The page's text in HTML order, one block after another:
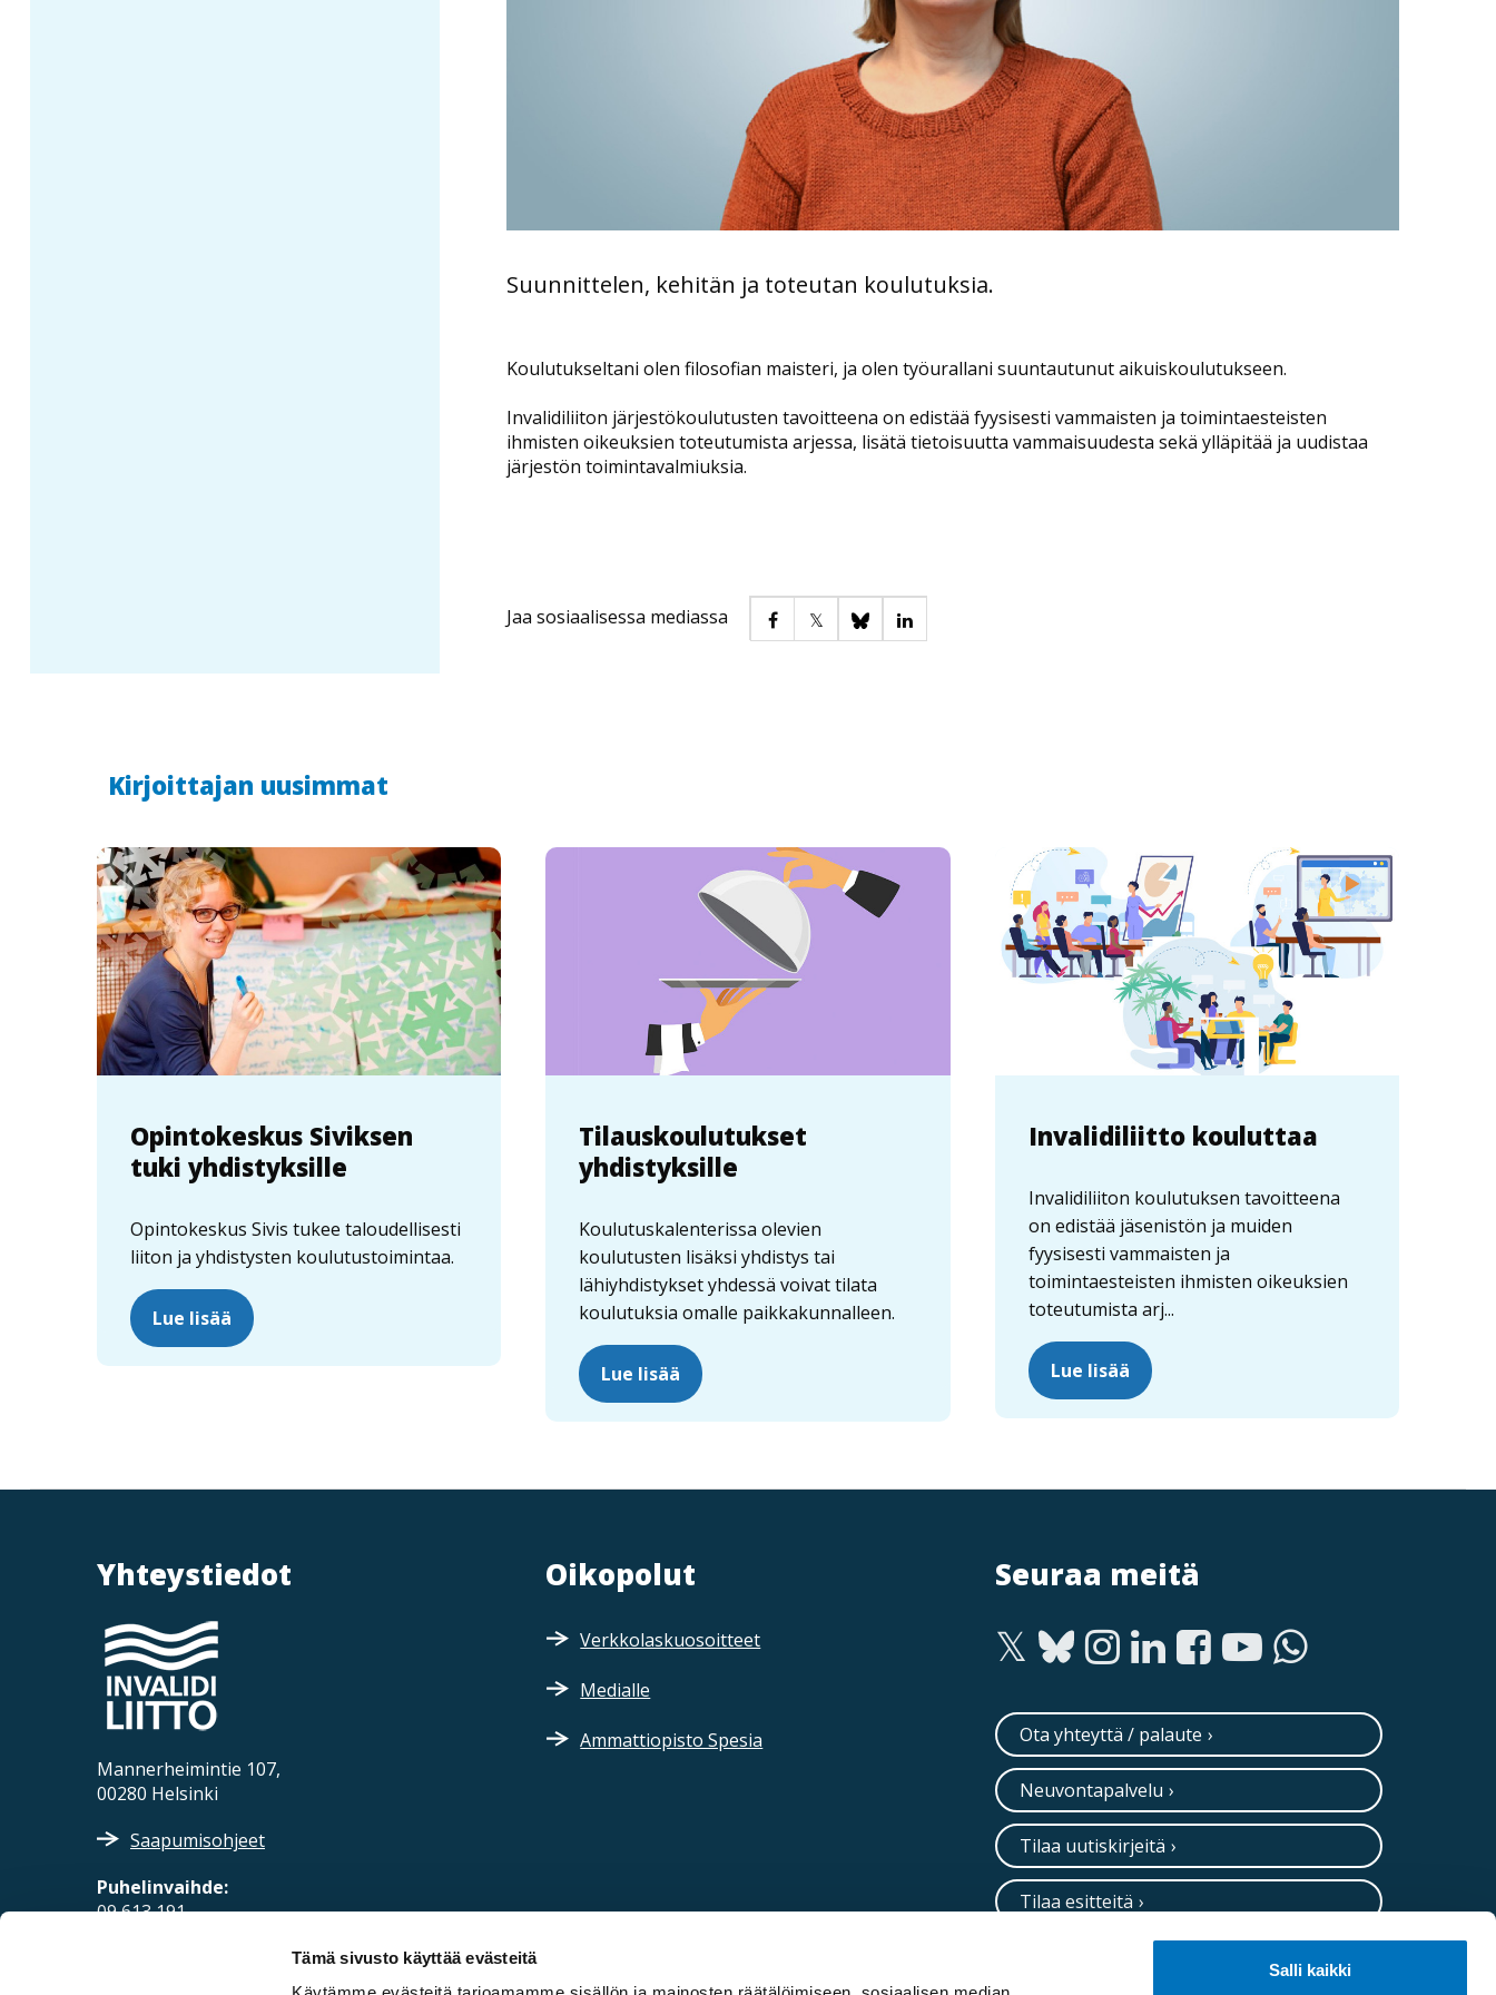
Tämä sivusto käyttää evästeitä
Salli kaikki
Suunnittelen, kehitän ja toteutan koulutuksia.
Koulutukseltani olen filosofian maisteri, ja olen työurallani suuntautunut aikuiskoulutukseen.
Invalidiliiton järjestökoulutusten tavoitteena on edistää fyysisesti vammaisten ja toimintaesteisten
ihmisten oikeuksien toteutumista arjessa, lisätä tietoisuutta vammaisuudesta sekä ylläpitää ja uudistaa
järjestön toimintavalmiuksia.
Jaa sosiaalisessa mediassa
Kirjoittajan uusimmat
Opintokeskus Siviksen
tuki yhdistyksille
Opintokeskus Sivis tukee taloudellisesti
liiton ja yhdistysten koulutustoimintaa.
Lue lisää
Tilauskoulutukset
yhdistyksille
Koulutuskalenterissa olevien
koulutusten lisäksi yhdistys tai
lähiyhdistykset yhdessä voivat tilata
koulutuksia omalle paikkakunnalleen.
Lue lisää
Invalidiliitto kouluttaa
Invalidiliiton koulutuksen tavoitteena
on edistää jäsenistön ja muiden
fyysisesti vammaisten ja
toimintaesteisten ihmisten oikeuksien
toteutumista arj...
Lue lisää
Yhteystiedot
Mannerheimintie 107,
00280 Helsinki
Saapumisohjeet
Puhelinvaihde:
09 613 191
Oikopolut
Verkkolaskuosoitteet
Medialle
Ammattiopisto Spesia
Seuraa meitä
Ota yhteyttä / palaute
Neuvontapalvelu
Tilaa uutiskirjeitä
Tilaa esitteitä